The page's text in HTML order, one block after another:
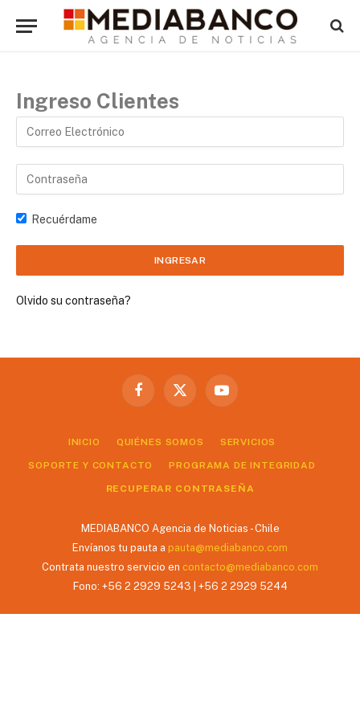
Ingreso Clientes
Recuérdame
Olvido su contraseña?
Facebook
X
YouTube
INICIO QUIÉNES SOMOS SERVICIOS
SOPORTE Y CONTACTO PROGRAMA DE INTEGRIDAD
RECUPERAR CONTRASEÑA
MEDIABANCO Agencia de Noticias - Chile
Envíanos tu pauta a pauta@mediabanco.com
Contrata nuestro servicio en contacto@mediabanco.com
Fono: +56 2 2929 5243 | +56 2 2929 5244